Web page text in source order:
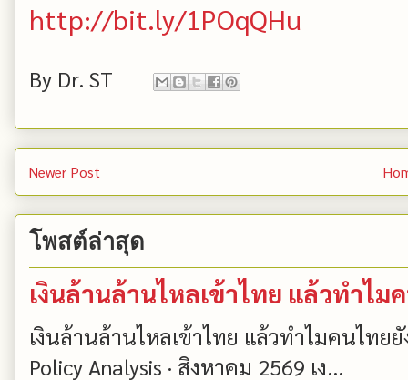
http://bit.ly/1POqQHu
By Dr. ST
Newer Post
โพสต์ล่าสุด
เงินล้านล้านไหลเข้าไทย แล้วทำไม
เงินล้านล้านไหลเข้าไทย แล้วทำไมคนไทย
Policy Analysis · สิงหาคม 2569 เง...